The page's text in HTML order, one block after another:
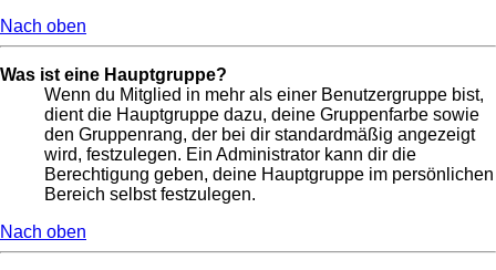
Nach oben
Was ist eine Hauptgruppe?
Wenn du Mitglied in mehr als einer Benutzergruppe bist,
dient die Hauptgruppe dazu, deine Gruppenfarbe sowie
den Gruppenrang, der bei dir standardmäßig angezeigt
wird, festzulegen. Ein Administrator kann dir die
Berechtigung geben, deine Hauptgruppe im persönlichen
Bereich selbst festzulegen.
Nach oben